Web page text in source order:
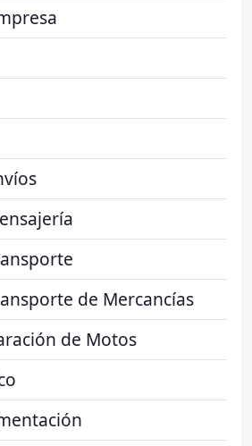
de Mercancías
de Motos